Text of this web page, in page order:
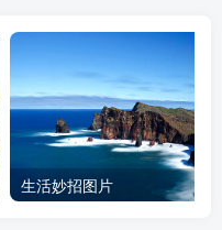
生活妙招图片